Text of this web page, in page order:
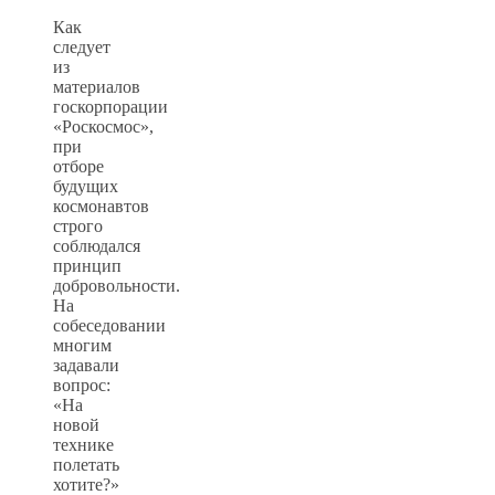
Как
следует
из
материалов
госкорпорации
«Роскосмос»,
при
отборе
будущих
космонавтов
строго
соблюдался
принцип
добровольности.
На
собеседовании
многим
задавали
вопрос:
«На
новой
технике
полетать
хотите?»